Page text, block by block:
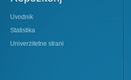
Uvodnik
Statistika
Univerzitetne strani